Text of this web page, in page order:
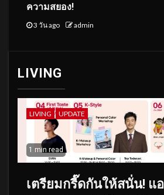
ความสยอง!
3 วัน ago admin
LIVING
LIVING UPDATE
1 min read
เตรียมกรี๊ดกันให้สนั่น! แ